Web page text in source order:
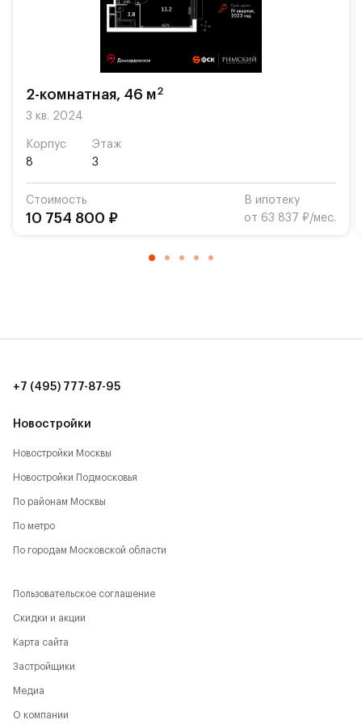
в шаговой доступности? Школа и детские садики
расположены внутри квартала. Это значительно
насладиться завтраком даже в будни. Разнообразные
бранчей по выходным или вечерних посиделок с
друзьями.
Указана конечная стоимость.
2-комнатная, 46 м2
3 кв. 2024
Корпус
8
Этаж
3
Стоимость
10 754 800 ₽
В ипотеку
от 63 837 ₽/мес.
Новостройки
Новостройки Москвы
Новостройки Подмосковья
По районам Москвы
По метро
По городам Московской области
+7 (495) 777-87-95
Пользовательское соглашение
Скидки и акции
Карта сайта
Застройщики
Медиа
О компании